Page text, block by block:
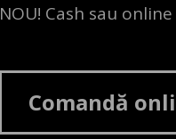
NOU! Cash sau
Comandă